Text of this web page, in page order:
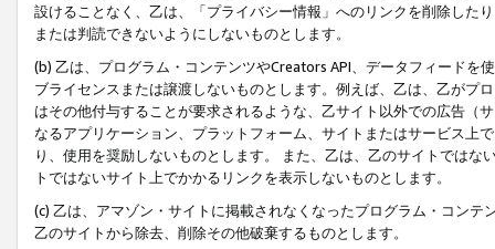
設けることなく、乙は、「プライバシー情報」へのリンクを削除した
または判読できないようにしないものとします。
(b) 乙は、プログラム・コンテンツやCreators API、データフィード
ブライセンスまたは譲渡しないものとします。例えば、乙は、乙がプ
はその他付与することが要求されるような、乙サイト以外での広告（
なるアプリケーション、プラットフォーム、サイトまたはサービス上
り、使用を奨励しないものとします。 また、乙は、乙のサイトでは
トではないサイト上でかかるリンクを表示しないものとします。
(c) 乙は、アマゾン・サイトに掲載されなくなったプログラム・コン
乙のサイトから除去、削除その他破棄するものとします。